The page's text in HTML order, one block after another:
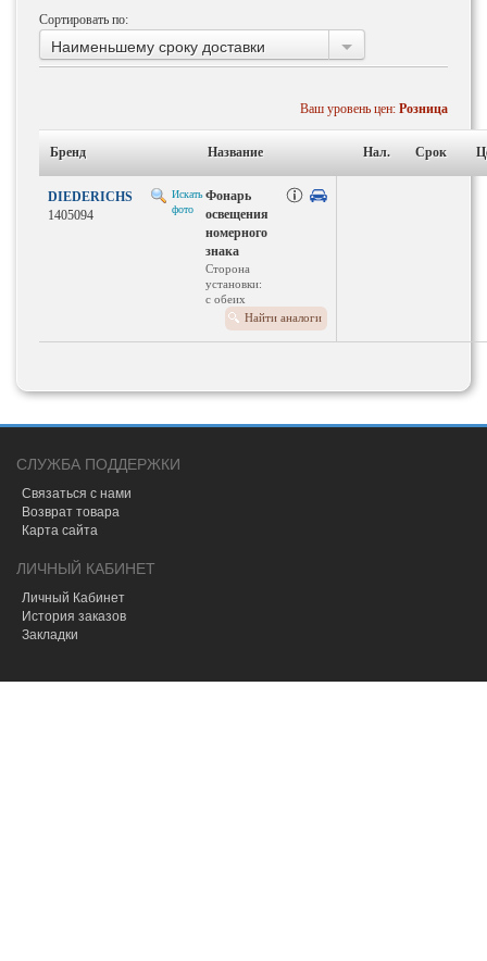
Сортировать по:
Наименьшему сроку доставки
Ваш уровень цен: Розница
Бренд Название Нал. Срок
DIEDERICHS
1405094
Искать
фото
Фонарь
освещения
номерного
знака
Сторона
установки:
с обеих
сторон
Тип ламп:
W5W
Найти аналоги
СЛУЖБА ПОДДЕРЖКИ
Связаться с нами
Возврат товара
Карта сайта
ЛИЧНЫЙ КАБИНЕТ
Личный Кабинет
История заказов
Закладки